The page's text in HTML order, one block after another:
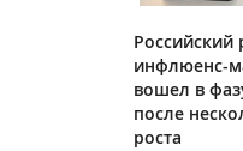
Российский
инфлюенс-
вошел в
после
роста